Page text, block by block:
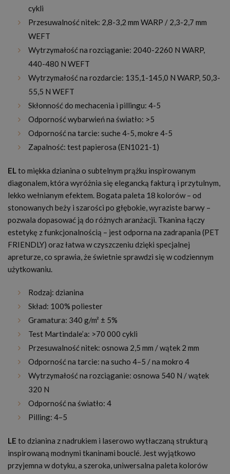
cykli
Przesuwalność nitek: 2,8-3,2 mm WARP / 2,3-2,7 mm
WEFT
Wytrzymałość na rozciąganie: 2040-2260 N WARP,
440-480 N WEFT
Wytrzymałość na rozdarcie: 135,1-145,0 N WARP, 50,3-
55,5 N WEFT
Skłonność do mechacenia i pillingu: 4-5
Odporność wybarwień na światło: >5
Odporność na tarcie: suche 4-5, mokre 4-5
Zapalność: test papierosa (EN1021-1)
ELto miękka dzianina o subtelnym prążku inspirowanym
diagonalem, która wyróżnia się elegancką fakturą i przytulnym,
lekko wełnianym efektem. Bogata paleta 18 kolorów – od
stonowanych beży i szarości po głębokie, wyraziste barwy –
pozwala dopasować ją do różnych aranżacji. Tkanina łączy
estetykę z funkcjonalnością – jest odporna na zadrapania (PET
FRIENDLY) oraz łatwa w czyszczeniu dzięki specjalnej
apreturze, co sprawia, że świetnie sprawdzi się w codziennym
użytkowaniu.
Rodzaj: dzianina
Skład: 100% poliester
Gramatura: 340 g/m² ± 5%
Test Martindale’a: >70 000 cykli
Przesuwalność nitek: osnowa 2,5 mm / wątek 2 mm
Odporność na tarcie: na sucho 4–5 / na mokro 4
Wytrzymałość na rozciąganie: osnowa 540 N / wątek
320 N
Odporność na światło: 4
Pilling: 4–5
LE to dzianina z nadrukiem i laserowo wytłaczaną strukturą
inspirowaną modnymi tkaninami bouclé. Jest wyjątkowo
przyjemna w dotyku, a szeroka, uniwersalna paleta kolorów